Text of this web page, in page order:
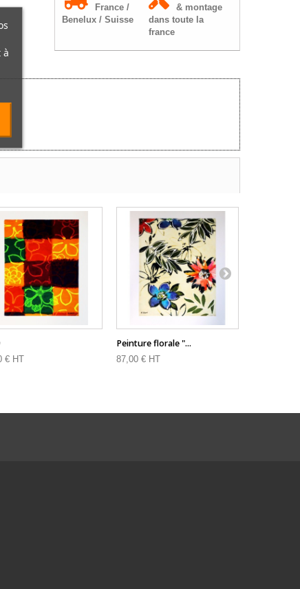
France /
Benelux / Suisse
& montage
dans toute la
france
€ HT
Peinture florale "...
87,00 € HT
à